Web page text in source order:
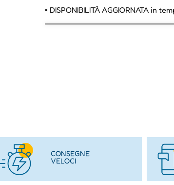
▪ DISPONIBILITÀ AGGIORNATA in
CONSEGNE
VELOCI